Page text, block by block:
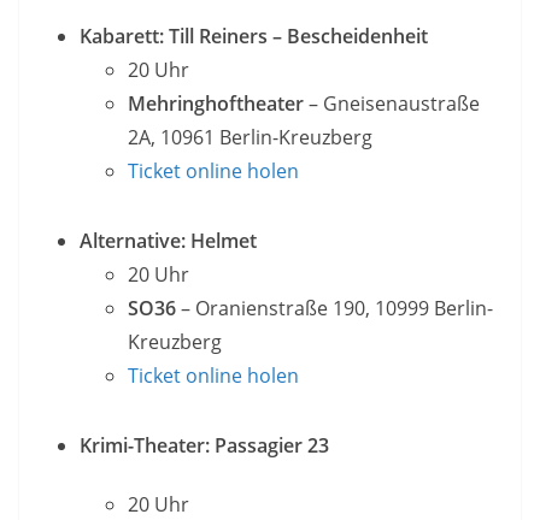
Kabarett: Till Reiners – Bescheidenheit
20 Uhr
Mehringhoftheater– Gneisenaustraße
2A, 10961 Berlin-Kreuzberg
Ticket online holen
Alternative: Helmet
20 Uhr
SO36– Oranienstraße 190, 10999 Berlin-
Kreuzberg
Ticket online holen
Krimi-Theater: Passagier 23
20 Uhr